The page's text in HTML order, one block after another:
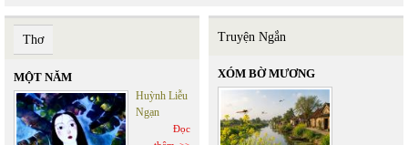
Thơ
MỘT NĂM
Huỳnh Liễu
Ngạn
Đọc
Truyện Ngắn
XÓM BỜ MƯƠNG